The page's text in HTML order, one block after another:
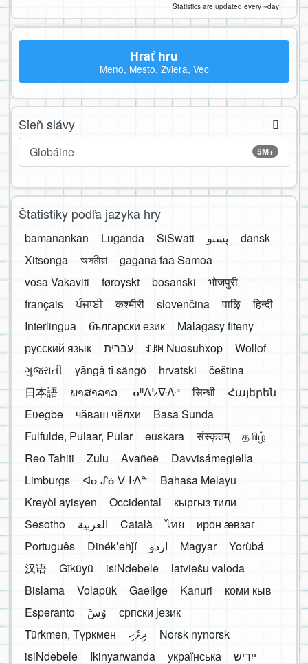
Statistics are updated every ~day
Hrať hru
Meno, Mesto, Zviera, Vec
Sieň slávy
5M+
Globálne
Štatistiky podľa jazyka hry
bamanankan Luganda SiSwati پښتو
dansk
Xitsonga
অসমীয়া
gagana faa Samoa
vosa Vakaviti
føroyskt bosanski
भोजपुरी
français
ਪੰਜਾਬੀ कश्मीरी slovenčina पाऴि
हिन्दी
Interlingua
български език
Malagasy fiteny
русский язык
עברית ꆈꌠ꒿ Nuosuhxop
Wollof
ગુજરાતી
yângâ tî sängö hrvatski
čeština
日本語
ພາສາລາວ ᓀᐦᐃᔭᐍᐏᐣ सिन्धी
Հայերեն
Eʋegbe
чӑваш чӗлхи
Basa Sunda
Fulfulde, Pulaar, Pular
euskara संस्कृतम्
தமிழ்
Reo Tahiti
Zulu Avañeẽ
Davvisámegiella
Limburgs
ᐊᓂᔑᓈᐯᒧᐎᓐ
Bahasa Melayu
Kreyòl ayisyen
Occidental
кыргыз тили
Sesotho
العربية Català ไทย
ирон æвзаг
Português
Dinékʼehǰí اردو Magyar
Yorùbá
汉语
Gĩkũyũ isiNdebele
latviešu valoda
Bislama
Volapük Gaeilge Kanuri
коми кыв
Esperanto
َوُسَ
српски језик
Türkmen, Түркмен
ދިވެހި
Norsk nynorsk
isiNdebele
Ikinyarwanda українська ייִדיש